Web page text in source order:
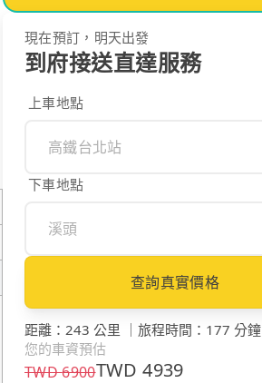
現在預訂，明天出發
到府接送直達服務
上車地點
下車地點
查詢真實價格
距離 ： 243 公里 ｜ 旅程時間 ： 177 分鐘
您的車資預估
TWD6900TWD4939